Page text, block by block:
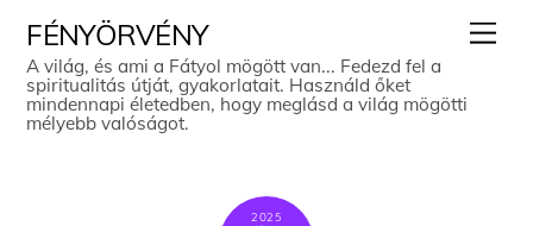
content
FÉNYÖRVÉNY
A világ, és ami a Fátyol mögött van... Fedezd fel a
spiritualitás útját, gyakorlatait. Használd őket
mindennapi életedben, hogy meglásd a világ mögötti
mélyebb valóságot.
2025